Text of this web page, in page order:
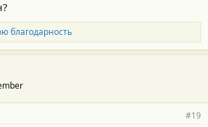
благодарность
#19